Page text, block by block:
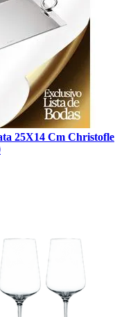
25X14 Cm Christofle